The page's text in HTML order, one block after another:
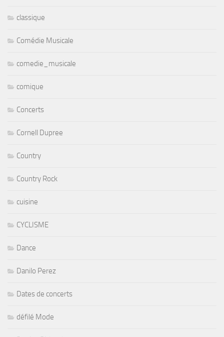
classique
Comédie Musicale
comedie_musicale
comique
Concerts
Cornell Dupree
Country
Country Rock
cuisine
CYCLISME
Dance
Danilo Perez
Dates de concerts
défilé Mode